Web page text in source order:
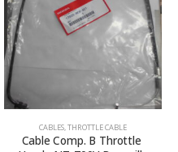
CABLES,THROTTLE CABLE
Cable Comp. B Throttle